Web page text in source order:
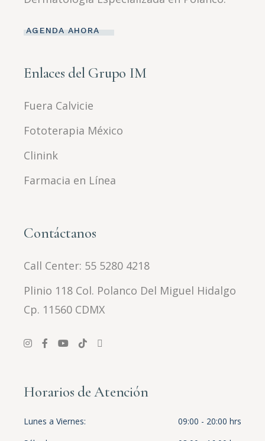
AGENDA AHORA
Enlaces del Grupo IM
Fuera Calvicie
Fototerapia México
Clinink
Farmacia en Línea
Contáctanos
Call Center: 55 5280 4218
Plinio 118 Col. Polanco Del Miguel Hidalgo
Cp. 11560 CDMX
Horarios de Atención
Lunes a Viernes
09:00 - 20:00 hrs